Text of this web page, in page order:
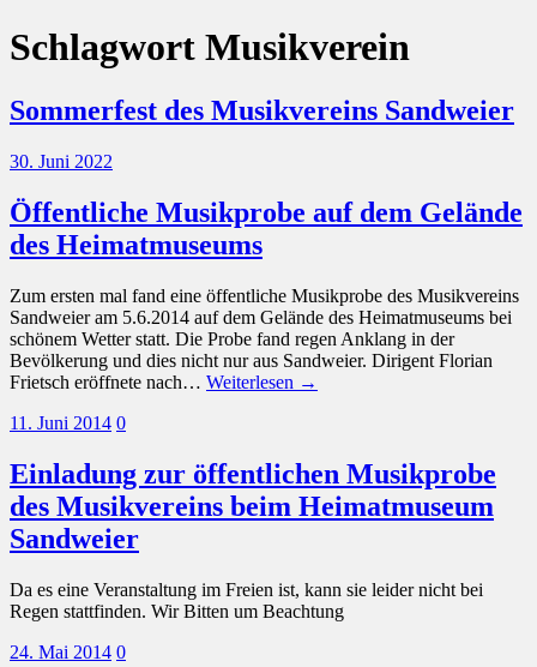
Schlagwort Musikverein
Sommerfest des Musikvereins Sandweier
30. Juni 2022
Öffentliche Musikprobe auf dem Gelände
des Heimatmuseums
Zum ersten mal fand eine öffentliche Musikprobe des Musikvereins
Sandweier am 5.6.2014 auf dem Gelände des Heimatmuseums bei
schönem Wetter statt. Die Probe fand regen Anklang in der
Bevölkerung und dies nicht nur aus Sandweier. Dirigent Florian
Frietsch eröffnete nach… Weiterlesen →
11. Juni 2014 0
Einladung zur öffentlichen Musikprobe
des Musikvereins beim Heimatmuseum
Sandweier
Da es eine Veranstaltung im Freien ist, kann sie leider nicht bei
Regen stattfinden. Wir Bitten um Beachtung
24. Mai 2014 0